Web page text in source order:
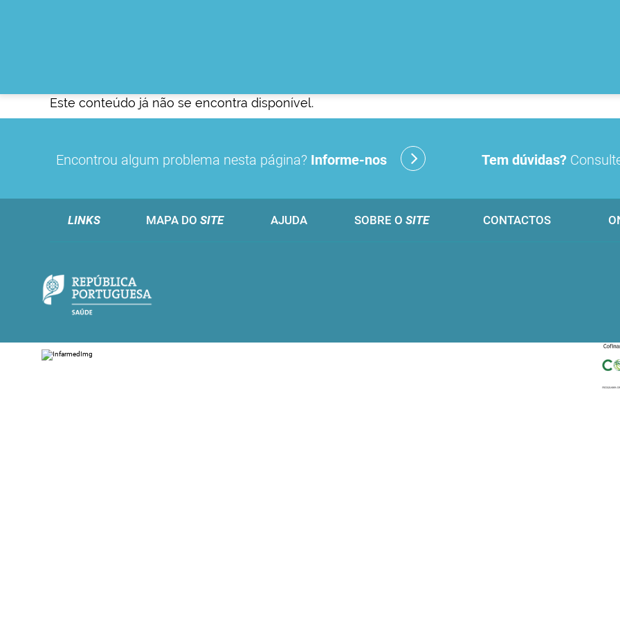
Este conteúdo já não se encontra disponível.
Encontrou algum problema nesta página? Informe-nos Tem dúvidas?
LINKS MAPA DO SITE AJUDA SOBRE O SITE CONTACTOS